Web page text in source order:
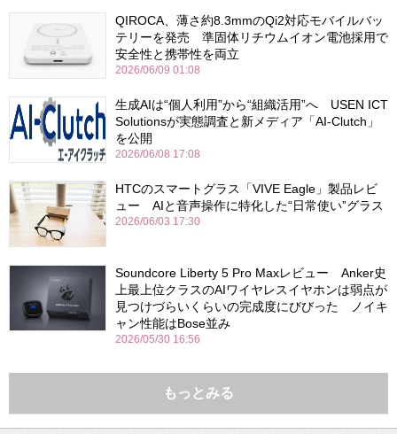
QIROCA、薄さ約8.3mmのQi2対応モバイルバッ
テリーを発売 準固体リチウムイオン電池採用で
安全性と携帯性を両立
2026/06/09 01:08
生成AIは“個人利用”から“組織活用”へ USEN ICT
Solutionsが実態調査と新メディア「AI-Clutch」
を公開
2026/06/08 17:08
HTCのスマートグラス「VIVE Eagle」製品レビ
ュー AIと音声操作に特化した“日常使い”グラス
2026/06/03 17:30
Soundcore Liberty 5 Pro Maxレビュー Anker史
上最上位クラスのAIワイヤレスイヤホンは弱点が
見つけづらいくらいの完成度にびびった ノイキ
ャン性能はBose並み
2026/05/30 16:56
もっとみる